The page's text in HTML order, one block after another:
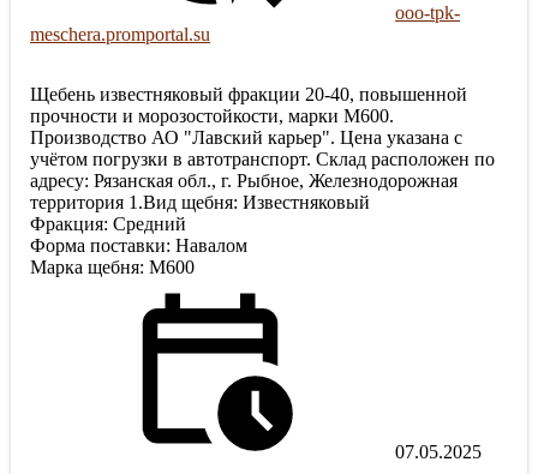
ooo-tpk-
meschera.promportal.su
Щебень известняковый фракции 20-40, повышенной
прочности и морозостойкости, марки М600.
Производство АО "Лавский карьер". Цена указана с
учётом погрузки в автотранспорт. Склад расположен по
адресу: Рязанская обл., г. Рыбное, Железнодорожная
территория 1.Вид щебня: Известняковый
Фракция: Средний
Форма поставки: Навалом
Марка щебня: М600
07.05.2025